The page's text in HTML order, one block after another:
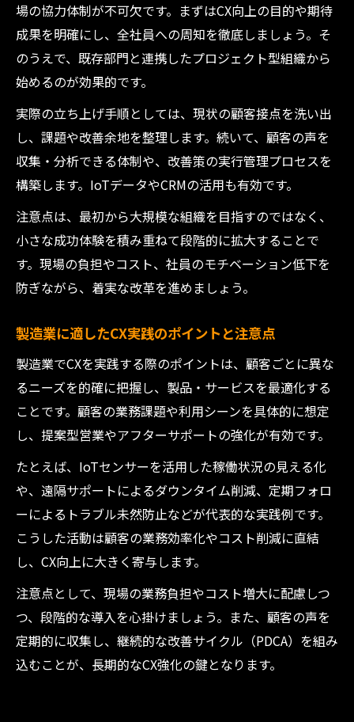
場の協力体制が不可欠です。まずはCX向上の目的や期待
成果を明確にし、全社員への周知を徹底しましょう。そ
のうえで、既存部門と連携したプロジェクト型組織から
始めるのが効果的です。
実際の立ち上げ手順としては、現状の顧客接点を洗い出
し、課題や改善余地を整理します。続いて、顧客の声を
収集・分析できる体制や、改善策の実行管理プロセスを
構築します。IoTデータやCRMの活用も有効です。
注意点は、最初から大規模な組織を目指すのではなく、
小さな成功体験を積み重ねて段階的に拡大することで
す。現場の負担やコスト、社員のモチベーション低下を
防ぎながら、着実な改革を進めましょう。
製造業に適したCX実践のポイントと注意点
製造業でCXを実践する際のポイントは、顧客ごとに異な
るニーズを的確に把握し、製品・サービスを最適化する
ことです。顧客の業務課題や利用シーンを具体的に想定
し、提案型営業やアフターサポートの強化が有効です。
たとえば、IoTセンサーを活用した稼働状況の見える化
や、遠隔サポートによるダウンタイム削減、定期フォロ
ーによるトラブル未然防止などが代表的な実践例です。
こうした活動は顧客の業務効率化やコスト削減に直結
し、CX向上に大きく寄与します。
注意点として、現場の業務負担やコスト増大に配慮しつ
つ、段階的な導入を心掛けましょう。また、顧客の声を
定期的に収集し、継続的な改善サイクル（PDCA）を組み
込むことが、長期的なCX強化の鍵となります。